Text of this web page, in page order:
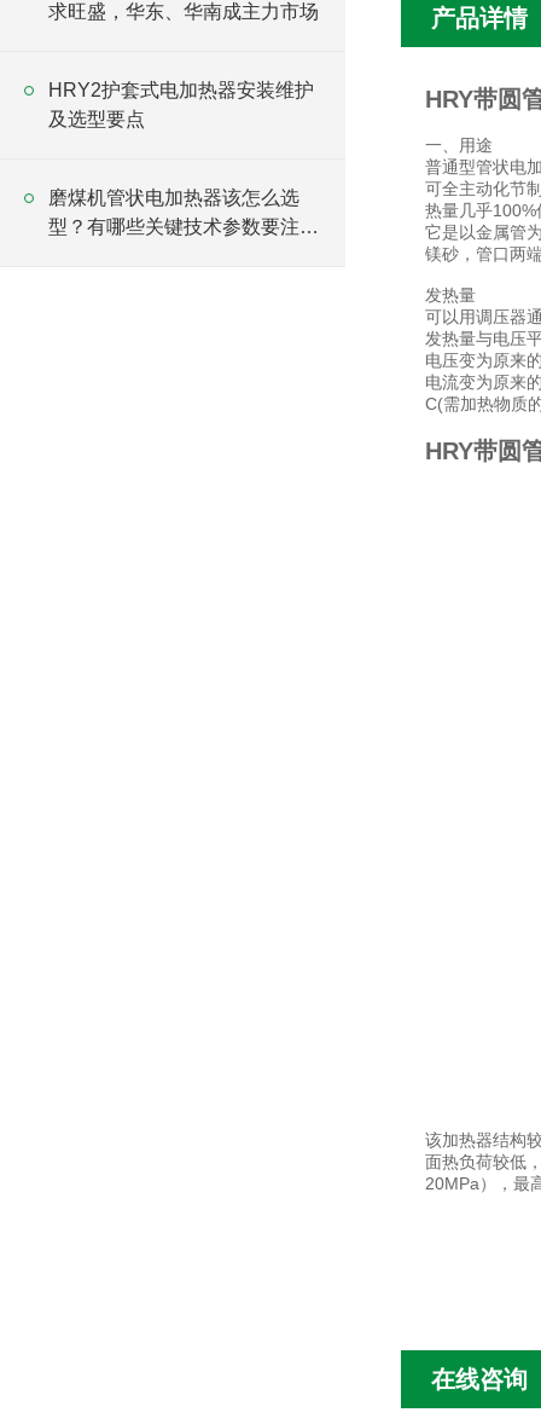
求旺盛，华东、华南成主力市场
HRY2护套式电加热器安装维护
及选型要点
磨煤机管状电加热器该怎么选
型？有哪些关键技术参数要注
产品详情
HRY带圆
一、用途
普通型管状电
可全主动化节
热量几乎
它是以金属管
镁砂，管口两
发热量
可以用调压器
发热量与电压
电压变为原来
电流变为原来
C(需加热物质
HRY带圆
该加热器结构
面热负荷较低
20MPa），最
在线咨询